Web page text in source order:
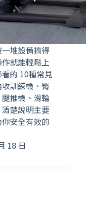
堆設備搞得
就能輕鬆上
的 10種常見
訓練機、臀
推機、滑輪
楚說明主要
安全有效的
18 日